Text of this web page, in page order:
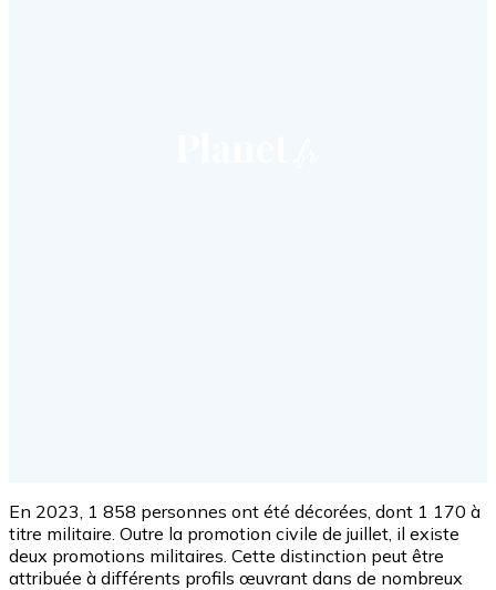
En 2023, 1 858 personnes ont été décorées, dont 1 170 à
titre militaire. Outre la promotion civile de juillet, il existe
deux promotions militaires. Cette distinction peut être
attribuée à différents profils œuvrant dans de nombreux